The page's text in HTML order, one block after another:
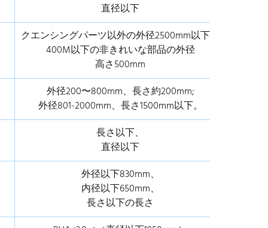
直径以下
クエンシングパーツ以外の外径2500mm以下、
400M以下の非きれいな部品の外径
高さ500mm
外径200〜800mm、長さ約200mm;
外径801-2000mm、長さ1500mm以下。
長さ以下、
直径以下
外径以下830mm、
内径以下650mm、
長さ以下の長さ